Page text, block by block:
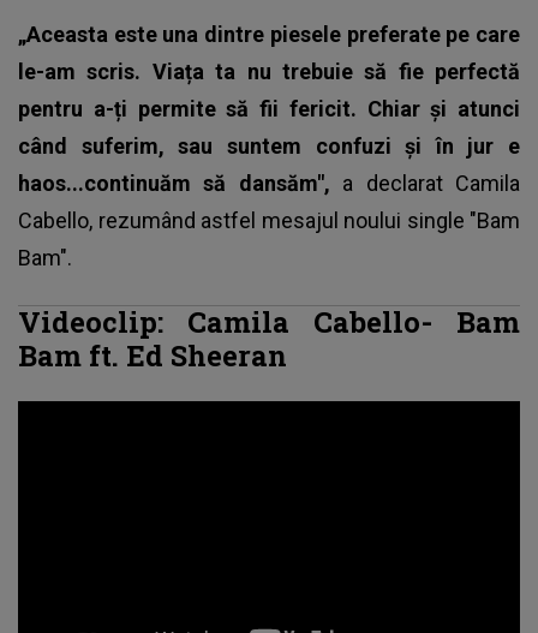
„Aceasta este una dintre piesele preferate pe care
le-am scris. Viața ta nu trebuie să fie perfectă
pentru a-ți permite să fii fericit. Chiar și atunci
când suferim, sau suntem confuzi și în jur e
haos...continuăm să dansăm", a declarat Camila
Cabello, rezumând astfel mesajul noului single "Bam
Bam".
Videoclip: Camila Cabello- Bam
Bam ft. Ed Sheeran